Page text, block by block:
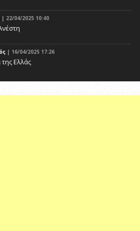
| 22/04/2025 10:40
| 16/04/2025 17:26
Ελλάς